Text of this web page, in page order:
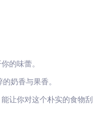
的味蕾。
奶香与果香。
让你对这个朴实的食物刮